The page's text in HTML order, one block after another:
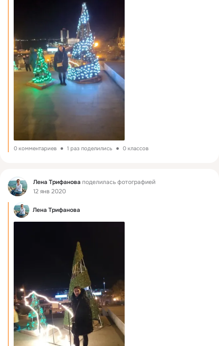
0 комментариев 1 раз поделились 0 классов
Фид Лена Трифанова поделилась фотографией
12 янв 2020
Лена Трифанова